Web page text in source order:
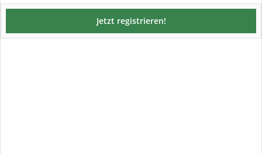
Jetzt registrieren!